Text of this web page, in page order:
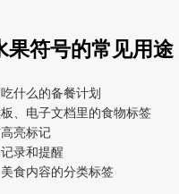
果符号的常见用途
什么的备餐计划
、电子文档里的食物标签
亮标记
录和提醒
食内容的分类标签